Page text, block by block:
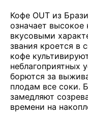
Кофе OUT из
означает
вкусовыми
звания кроется в
кофе
неблагоприятных
борются за
плодам все соки.
замедляют
времени на